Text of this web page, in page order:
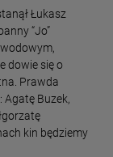
Łukasz
“Jo”
dowie się o
Prawda
Agatę Buzek,
kin będziemy